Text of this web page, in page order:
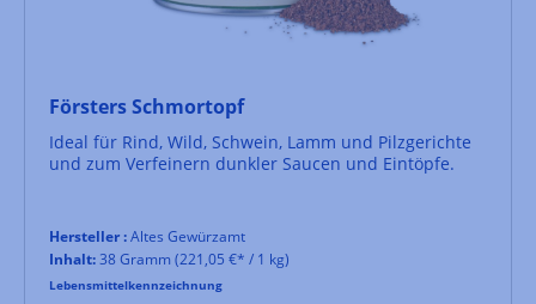
Försters Schmortopf
Ideal für Rind, Wild, Schwein, Lamm und Pilzgerichte
und zum Verfeinern dunkler Saucen und Eintöpfe.
Hersteller :Altes Gewürzamt
Inhalt:38 Gramm(221,05 €* / 1 kg)
Lebensmittelkennzeichnung